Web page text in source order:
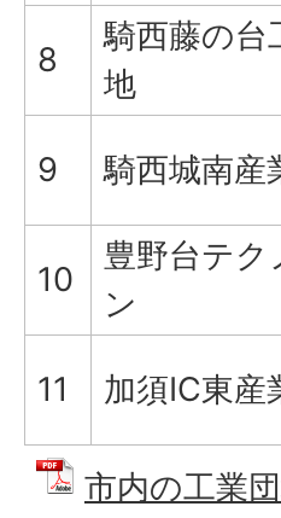
8
騎西藤の台
地
9 騎西城南産
10
豊野台テク
ン
11 加須IC東産
市内の工業